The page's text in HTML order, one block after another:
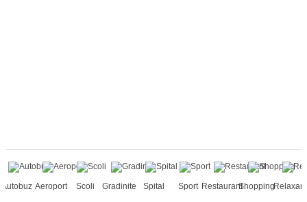
Autobuz Aeroport Scoli Gradinite Spital Sport RestaurantShoppingRelaxare